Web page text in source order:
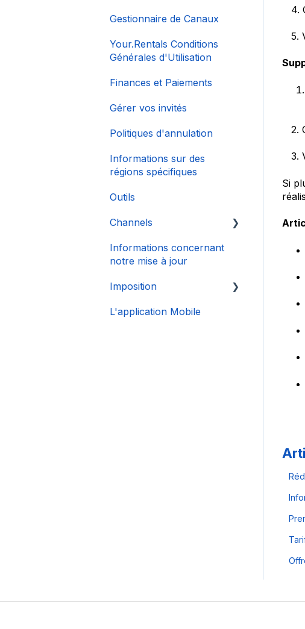
4.
5.
2.
3.
Si
Gestionnaire de Canaux
Your.Rentals Conditions
Générales d'Utilisation
Finances et Paiements
Gérer vos invités
Politiques d'annulation
Informations sur des
régions spécifiques
Outils
Channels
Connexion de Compte
Informations concernant
notre mise à jour
Imposition
DAC 7
L'application Mobile